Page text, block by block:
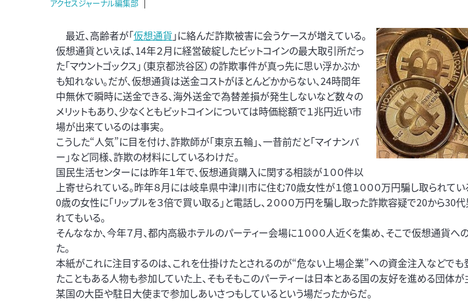
アクセスジャーナル編集部
最近、高齢者が「仮想通貨 」に絡んだ詐欺被害に会うケースが増えている。
仮想通貨といえば、14年２月に経営破綻したビットコインの最大取引所だっ
た「マウントゴックス」（東京都渋谷区）の詐欺事件が真っ先に思い浮かぶか
も知れない。だが、仮想通貨は送金コストがほとんどかからない、24時間年
中無休で瞬時に送金できる、海外送金で為替差損が発生しないなど数々の
メリットもあり、少なくともビットコインについては時価総額で１兆円近い市
場が出来ているのは事実。
こうした“人気”に目を付け、詐欺師が「東京五輪」、一昔前だと「マイナンバ
ー」など同様、詐欺の材料にしているわけだ。
国民生活センターには昨年１年で、仮想通貨購入に関する相談が１００件以
上寄せられている。昨年８月には岐阜県中津川市に住む70歳女性が１億１０００万円騙し取られて
0歳の女性に「リップルを３倍で買い取る」と電話し、２０００万円を騙し取った詐欺容疑で20から
れてもいる。
そんななか、今年７月、都内高級ホテルのパーティー会場に１０００人近くを集め、そこで仮想通貨
た。
本紙がこれに注目するのは、これを仕掛けたとされるのが“危ない上場企業”への資金注入などでも
たこともある人物も参加していた上、そもそもこのパーティーは日本とある国の友好を進める団体が
某国の大臣や駐日大使まで参加しあいさつもしているという場だったからだ。